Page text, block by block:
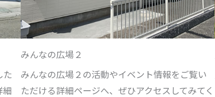
た
細
みんなの広場２
みんなの広場２の活動やイベント情報をご覧い
ただける詳細ページへ、ぜひアクセスしてみてく